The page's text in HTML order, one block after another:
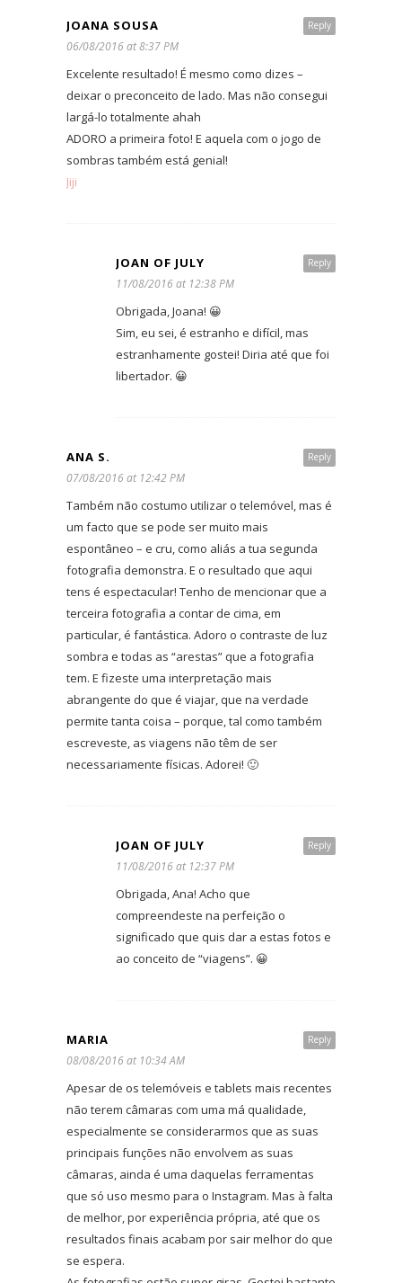
Reply
JOANA SOUSA
06/08/2016 at 8:37 PM
Excelente resultado! É mesmo como dizes –
deixar o preconceito de lado. Mas não consegui
largá-lo totalmente ahah
ADORO a primeira foto! E aquela com o jogo de
sombras também está genial!
Jiji
Reply
JOAN OF JULY
11/08/2016 at 12:38 PM
Obrigada, Joana! 😀
Sim, eu sei, é estranho e difícil, mas
estranhamente gostei! Diria até que foi
libertador. 😀
Reply
ANA S.
07/08/2016 at 12:42 PM
Também não costumo utilizar o telemóvel, mas é
um facto que se pode ser muito mais
espontâneo – e cru, como aliás a tua segunda
fotografia demonstra. E o resultado que aqui
tens é espectacular! Tenho de mencionar que a
terceira fotografia a contar de cima, em
particular, é fantástica. Adoro o contraste de luz
sombra e todas as “arestas” que a fotografia
tem. E fizeste uma interpretação mais
abrangente do que é viajar, que na verdade
permite tanta coisa – porque, tal como também
escreveste, as viagens não têm de ser
necessariamente físicas. Adorei! 🙂
Reply
JOAN OF JULY
11/08/2016 at 12:37 PM
Obrigada, Ana! Acho que
compreendeste na perfeição o
significado que quis dar a estas fotos e
ao conceito de “viagens”. 😀
Reply
MARIA
08/08/2016 at 10:34 AM
Apesar de os telemóveis e tablets mais recentes
não terem câmaras com uma má qualidade,
especialmente se considerarmos que as suas
principais funções não envolvem as suas
câmaras, ainda é uma daquelas ferramentas
que só uso mesmo para o Instagram. Mas à falta
de melhor, por experiência própria, até que os
resultados finais acabam por sair melhor do que
se espera.